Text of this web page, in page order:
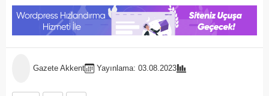
Gazete Akkent Yayınlama: 03.08.2023